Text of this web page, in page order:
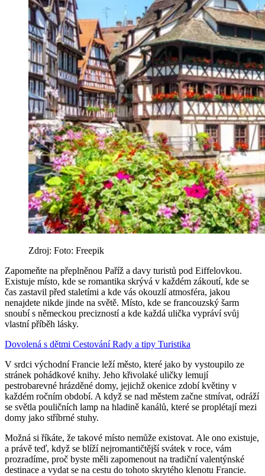
Zdroj: Foto: Freepik
Zapomeňte na přeplněnou Paříž a davy turistů pod Eiffelovkou.
Existuje místo, kde se romantika skrývá v každém zákoutí, kde se
čas zastavil před staletími a kde vás okouzlí atmosféra, jakou
nenajdete nikde jinde na světě. Místo, kde se francouzský šarm
snoubí s německou precizností a kde každá ulička vypráví svůj
vlastní příběh lásky.
Dovolená s dětmi CestováníRady a tipy Turistika
V srdci východní Francie leží město, které jako by vystoupilo ze
stránek pohádkové knihy. Jeho křivolaké uličky lemují
pestrobarevné hrázděné domy, jejichž okenice zdobí květiny v
každém ročním období. A když se nad městem začne stmívat, odráží
se světla pouličních lamp na hladině kanálů, které se proplétají mezi
domy jako stříbrné stuhy.
Možná si říkáte, že takové místo nemůže existovat. Ale ono existuje,
a právě teď, když se blíží nejromantičtější svátek v roce, vám
prozradíme, proč byste měli zapomenout na tradiční valentýnské
destinace a vydat se na cestu do tohoto skrytého klenotu Francie.